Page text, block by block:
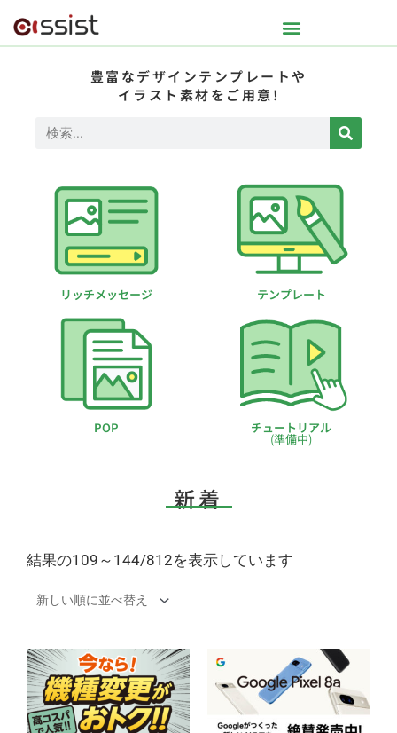
豊富なデザインテンプレートや
イラスト素材をご用意!
リッチメッセージ テンプレート
POP チュートリアル
(準備中)
新着
結果の109～144/812を表示しています